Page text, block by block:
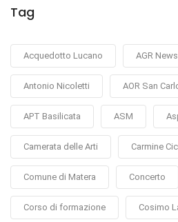
Tag
Acquedotto Lucano AGR News
Antonio Nicoletti AOR San
APT Basilicata ASM
Camerata delle Arti Carmine
Comune di Matera Concerto
Corso di formazione Cosimo